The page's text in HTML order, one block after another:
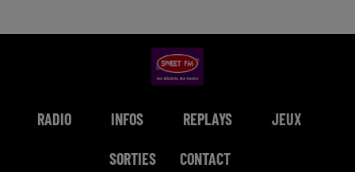
RADIO INFOS REPLAYS JEUX
SORTIES CONTACT